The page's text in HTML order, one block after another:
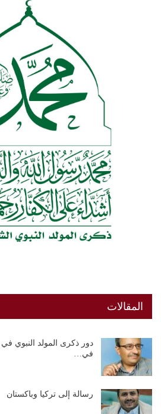
المقالات
دور ذكرى المولد النبوي في
في…
رسالة إلى تركيا وباكستان